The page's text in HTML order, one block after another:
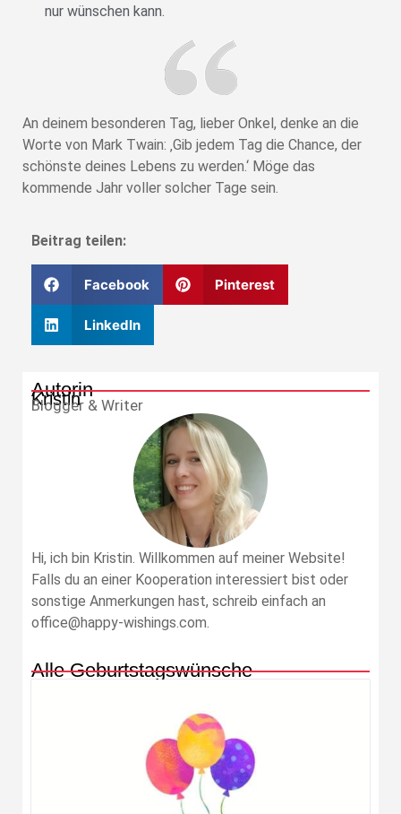
nur wünschen kann.
An deinem besonderen Tag, lieber Onkel, denke an die
Worte von Mark Twain: ‚Gib jedem Tag die Chance, der
schönste deines Lebens zu werden.‘ Möge das
kommende Jahr voller solcher Tage sein.
Beitrag teilen:
Facebook Pinterest
LinkedIn
Autorin
Kristin
Blogger & Writer
Hi, ich bin Kristin. Willkommen auf meiner Website!
Falls du an einer Kooperation interessiert bist oder
sonstige Anmerkungen hast, schreib einfach an
office@happy-wishings.com.
Alle Geburtstagswünsche